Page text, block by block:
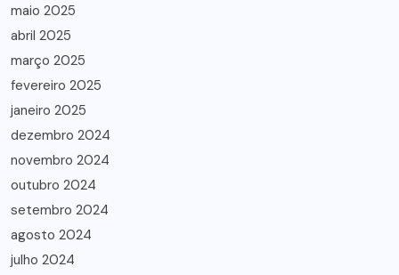
maio 2025
abril 2025
março 2025
fevereiro 2025
janeiro 2025
dezembro 2024
novembro 2024
outubro 2024
setembro 2024
agosto 2024
julho 2024